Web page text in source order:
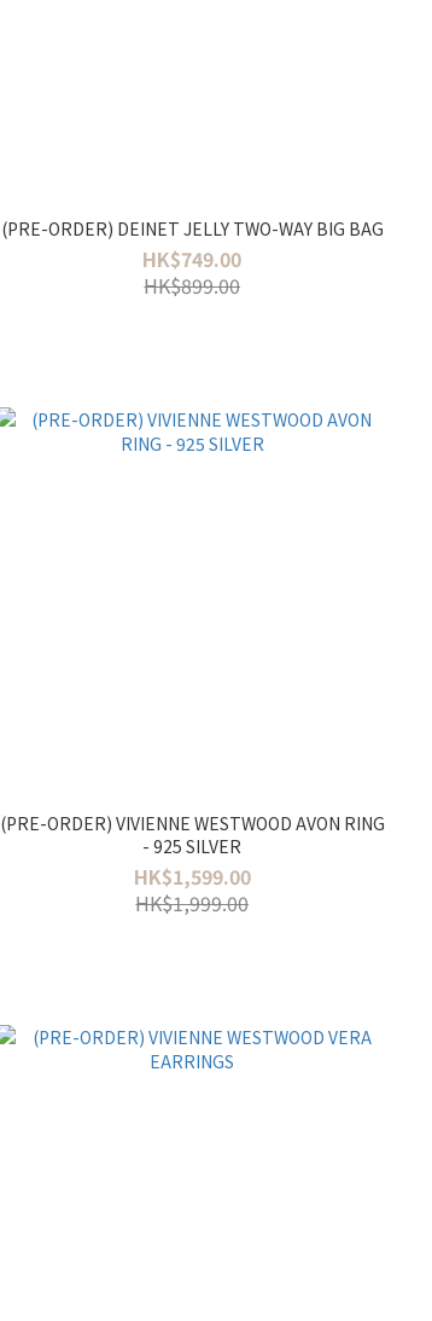
(PRE-ORDER) DEINET JELLY TWO-WAY BIG BAG
HK$749.00
HK$899.00
(PRE-ORDER) VIVIENNE WESTWOOD AVON RING
- 925 SILVER
HK$1,599.00
HK$1,999.00